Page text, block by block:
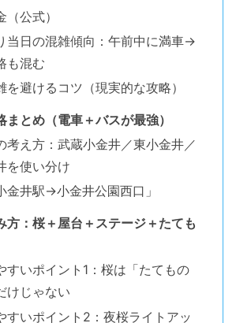
公式）
当日の混雑傾向：午前中に満車→
も混む
を避けるコツ（現実的な攻略）
まとめ（電車＋バスが最強）
考え方：武蔵小金井／東小金井／
を使い分け
金井駅→小金井公園西口」
方：桜＋屋台＋ステージ＋たても
すいポイント1：桜は「たてもの
けじゃない
すいポイント2：夜桜ライトアッ